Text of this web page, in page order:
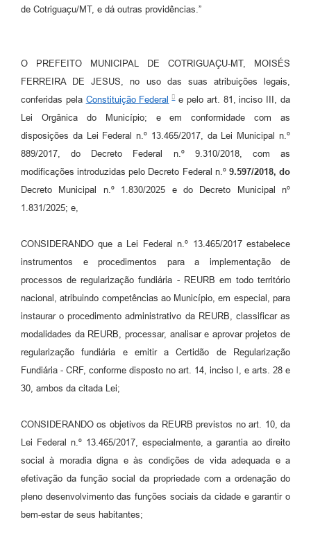
Enquete
Agenda
SIC
Diário Oficial
Contato
de Cotriguaçu/MT, e dá outras providências.”
O PREFEITO MUNICIPAL DE COTRIGUAÇU-MT, MOISÉS
FERREIRA DE JESUS, no uso das suas atribuições legais,
conferidas pela Constituição Federal
e pelo art. 81, inciso III, da
Lei Orgânica do Município; e em conformidade com as
disposições da Lei Federal n.º 13.465/2017, da Lei Municipal n.º
889/2017, do Decreto Federal n.º 9.310/2018, com as
modificações introduzidas pelo Decreto Federal n.º 9.597/2018, do
Decreto Municipal n.º 1.830/2025 e do Decreto Municipal nº
1.831/2025; e,
CONSIDERANDO que a Lei Federal n.º 13.465/2017 estabelece
instrumentos e procedimentos para a implementação de
processos de regularização fundiária - REURB em todo território
nacional, atribuindo competências ao Município, em especial, para
instaurar o procedimento administrativo da REURB, classificar as
modalidades da REURB, processar, analisar e aprovar projetos de
regularização fundiária e emitir a Certidão de Regularização
Fundiária - CRF, conforme disposto no art. 14, inciso I, e arts. 28 e
30, ambos da citada Lei;
CONSIDERANDO os objetivos da REURB previstos no art. 10, da
Lei Federal n.º 13.465/2017, especialmente, a garantia ao direito
social à moradia digna e às condições de vida adequada e a
efetivação da função social da propriedade com a ordenação do
pleno desenvolvimento das funções sociais da cidade e garantir o
bem-estar de seus habitantes;